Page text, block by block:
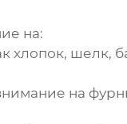
на:
шелк,
на